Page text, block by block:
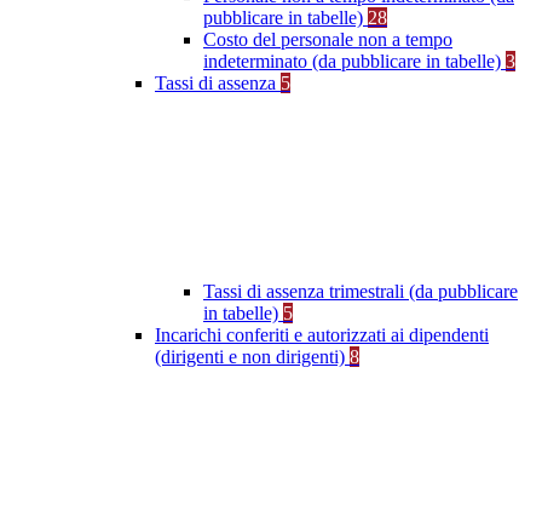
pubblicare in tabelle) 28
Costo del personale non a tempo
indeterminato (da pubblicare in tabelle) 3
Tassi di assenza 5
Tassi di assenza trimestrali (da pubblicare
in tabelle) 5
Incarichi conferiti e autorizzati ai dipendenti
(dirigenti e non dirigenti) 8